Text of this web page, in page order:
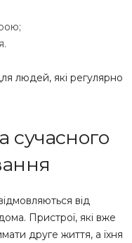
людей, які регулярно
сучасного
від
Пристрої, які вже
друге життя, а їхня